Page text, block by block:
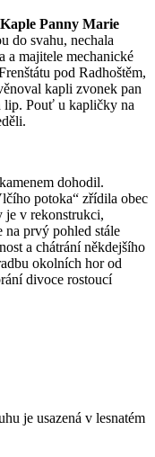
Kaple Panny Marie
do svahu, nechala
a majitele mechanické
pod Radhoštěm,
kapli zvonek pan
lip. Pouť u kapličky na
dohodil.
potoka“ zřídila obec
je v rekonstrukci,
na prvý pohled stále
a chátrání někdejšího
okolních hor od
divoce rostoucí
je usazená v lesnatém